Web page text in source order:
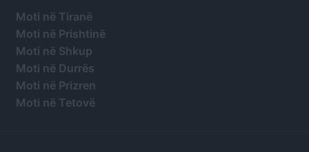
Moti në Tiranë
Moti në Prishtinë
Moti në Shkup
Moti në Durrës
Moti në Prizren
Moti në Tetovë